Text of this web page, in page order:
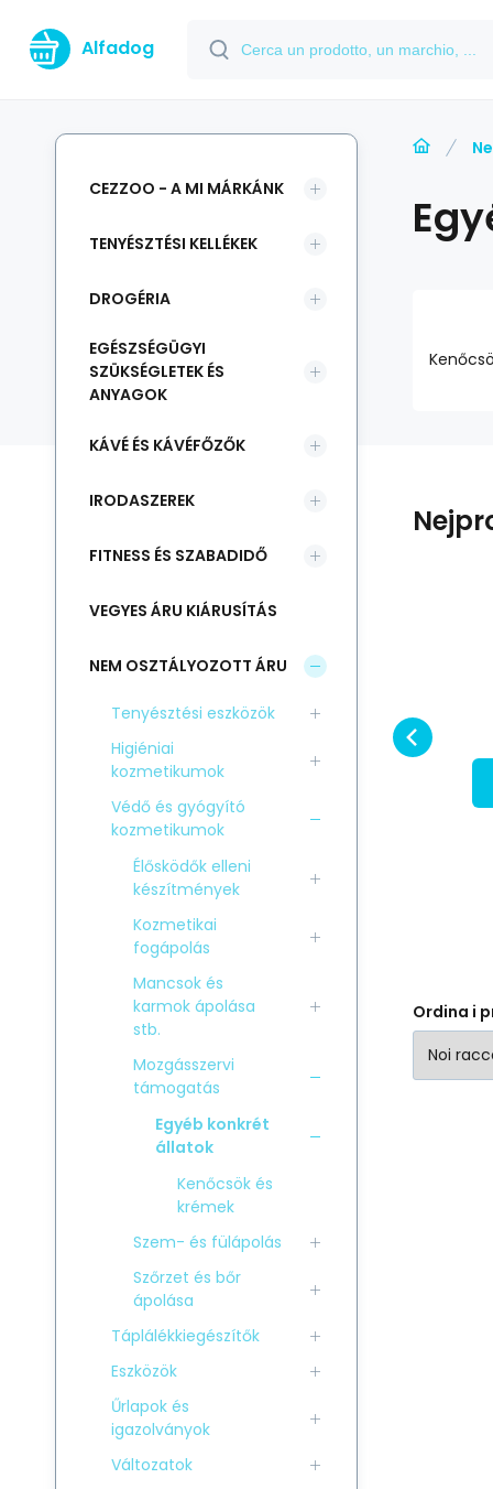
Alfadog
-12%
SCONTO
Menthamax 36
11.11 12.62 EUR
NEL CESTINO
MENTHAMAX 36emulzió 36%
borsmentaolaj
tartalommal Termékinformációemulzió
duzzanatok, zúzódások és a
Ordina i
CEZZOO - A MI MÁRKÁNK
TENYÉSZTÉSI KELLÉKEK
DROGÉRIA
EGÉSZSÉGÜGYI
SZÜKSÉGLETEK ÉS
ANYAGOK
KÁVÉ ÉS KÁVÉFŐZŐK
IRODASZEREK
FITNESS ÉS SZABADIDŐ
VEGYES ÁRU KIÁRUSÍTÁS
NEM OSZTÁLYOZOTT ÁRU
Tenyésztési eszközök
Higiéniai
kozmetikumok
Védő és gyógyító
kozmetikumok
Élősködők elleni
készítmények
Kozmetikai
fogápolás
Mancsok és
karmok ápolása
stb.
Mozgásszervi
támogatás
Egyéb konkrét
állatok
Kenőcsök és
krémek
Szem- és fülápolás
Szőrzet és bőr
ápolása
Táplálékkiegészítők
Eszközök
Űrlapok és
igazolványok
Változatok